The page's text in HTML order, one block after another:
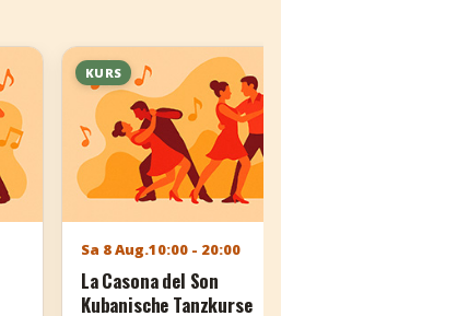
KURS
Sa 8 Aug.10:00 - 20:00
La Casona del Son
Kubanische Tanzkurse